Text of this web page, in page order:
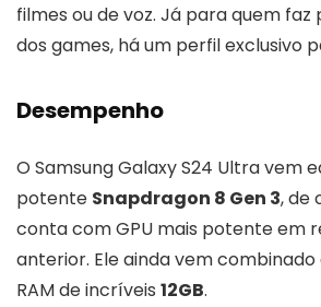
filmes ou de voz. Já para quem
dos games, há um perfil exclusivo
Desempenho
O Samsung Galaxy S24 Ultra vem
potente Snapdragon 8 Gen 3, de
conta com GPU mais potente em
anterior. Ele ainda vem
RAM de incríveis 12GB.